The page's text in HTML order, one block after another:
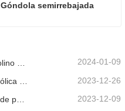
Góndola semirrebajada
2024-01-09
2023-12-26
Remolque telescópico extensible de palas de turbina de molino de viento 2023-12-09